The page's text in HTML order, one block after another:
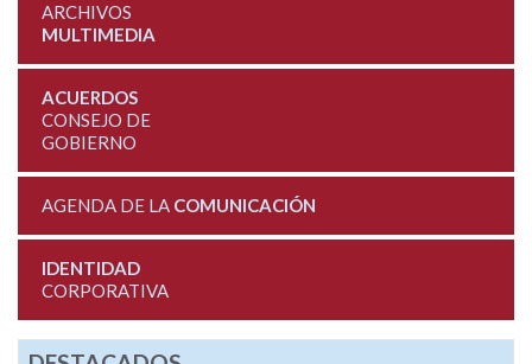
ARCHIVOS
MULTIMEDIA
ACUERDOS
CONSEJO DE
GOBIERNO
AGENDA DE LA COMUNICACIÓN
IDENTIDAD
CORPORATIVA